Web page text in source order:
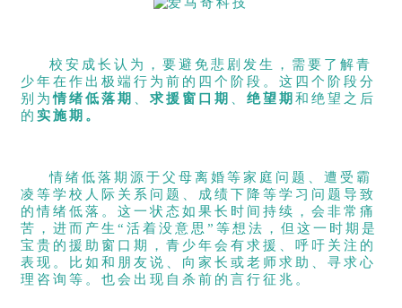
校安成长认为，要避免悲剧发生，需要了解青
少年在作出极端行为前的四个阶段。这四个阶段分
别为情绪低落期 求援窗口期 绝望期 和绝望之后
的 实施期。
情绪低落期源于父母离婚等家庭问题、遭受霸
凌等学校人际关系问题、成绩下降等学习问题导致
的情绪低落。这一状态如果长时间持续，会非常痛
苦，进而产生“活着没意思”等想法，但这一时期是
宝贵的援助窗口期，青少年会有求援、呼吁关注的
表现。比如和朋友说、向家长或老师求助、寻求心
理咨询等。也会出现自杀前的言行征兆。